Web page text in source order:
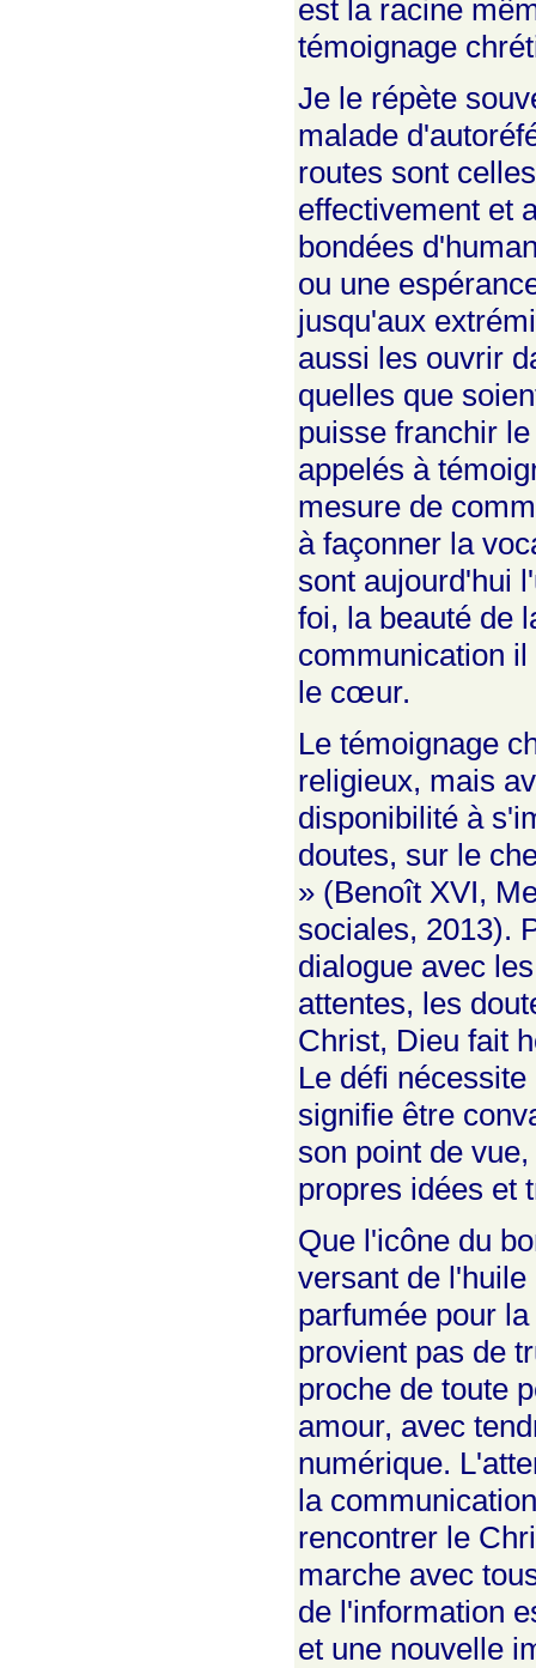
est la racine
témoignage
Je le répète
malade
routes sont
effectivement et
bondées
ou une
jusqu'aux
aussi les ouvrir
quelles que
puisse franchir
appelés à
mesure de
à façonner la
sont aujourd'hui
foi, la beauté de
communication
le cœur.
Le témoignage
religieux, mais
disponibilité à
doutes, sur le
» (Benoît XVI,
sociales, 2013).
dialogue avec
attentes, les
Christ, Dieu fait
Le défi
signifie être
son point de
propres idées et
Que l'icône du
versant de
parfumée pour
provient pas de
proche de toute
amour, avec
numérique.
la
rencontrer le
marche avec
de l'information
et une nouvelle